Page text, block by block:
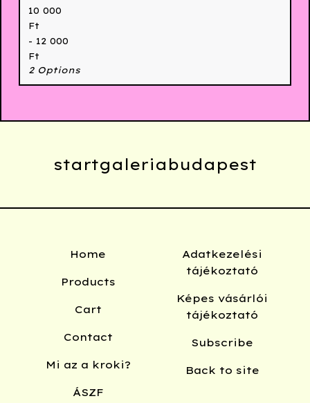
10 000
Ft
- 12 000
Ft
2 Options
startgaleriabudapest
Home
Products
Cart
Contact
Mi az a kroki?
ÁSZF
Adatkezelési
tájékoztató
Képes vásárlói
tájékoztató
Subscribe
Back to site